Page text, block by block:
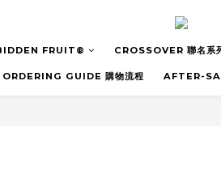
FRUIT® CROSSOVER 聯名系
ORDERING GUIDE 購物流程 AFTER-